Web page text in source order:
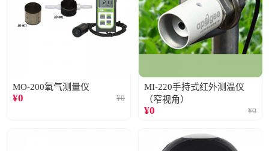
MO-200氧气测量仪
¥0 ¥0
MI-220手持式红外测温仪
（窄视角）
¥0 ¥0